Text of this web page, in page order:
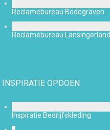
Reclamebureau Bodegraven
Reclamebureau Lansingerland
INSPIRATIE OPDOEN
Inspiratie Bedrijfskleding